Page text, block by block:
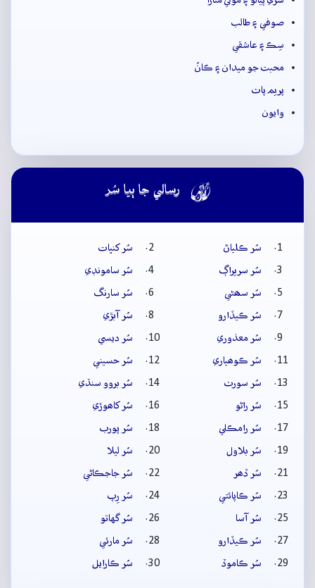
صوفي ۽ طالب
سِڪ ۽ عاشقي
محبت جو ميدان ۽ ڪانُ
پريم پاٺ
وايون
 رسالي جا ٻيا سُر
سُر ڪلياڻ
سُر کنڀات
سُر سريراڳ
سُر سامونڊي
سُر سھڻي
سُر سارنگ
سُر ڪيڏارو
سُر آبڙي
سُر معذوري
سُر ديسي
سُر ڪوھياري
سُر حسيني
سُر سورٺ
سُر بروو سنڌي
سُر راڻو
سُر کاھوڙي
سُر رامڪلي
سُر پورب
سُر بلاول
سُر ليلا
سُر ڏھر
سُر جاجڪاڻي
سُر ڪاپائتي
سُر رِپ
سُر آسا
سُر گهاتو
سُر ڪيڏارو
سُر مارئي
سُر ڪاموڏ
سُر ڪارايل